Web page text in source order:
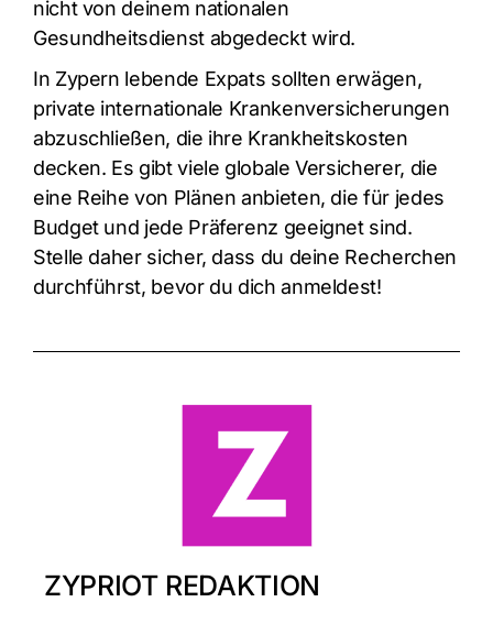
nicht von deinem nationalen
Gesundheitsdienst abgedeckt wird.
In Zypern lebende Expats sollten erwägen,
private internationale Krankenversicherungen
abzuschließen, die ihre Krankheitskosten
decken. Es gibt viele globale Versicherer, die
eine Reihe von Plänen anbieten, die für jedes
Budget und jede Präferenz geeignet sind.
Stelle daher sicher, dass du deine Recherchen
durchführst, bevor du dich anmeldest!
ZYPRIOT REDAKTION